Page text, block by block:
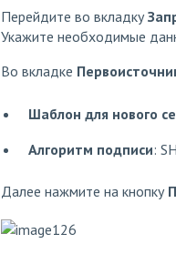
Перейдите во вкладку
Укажите необходимые
Во вкладке
Шаблон для нового
Алгоритм подписи:
Далее нажмите на кнопку